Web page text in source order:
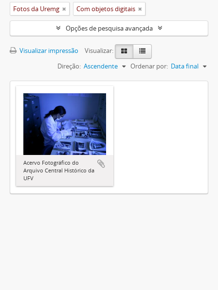
Fotos da Uremg Com objetos digitais
Opções de pesquisa avançada
Visualizar impressão
Visualizar:
Ordenar por: Data final
Direção: Ascendente
Acervo Fotográfico do
Arquivo Central Histórico da
UFV